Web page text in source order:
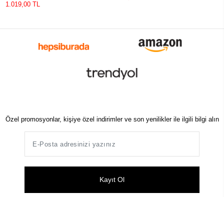
1.019,00 TL
Özel promosyonlar, kişiye özel indirimler ve son yenilikler ile ilgili bilgi alın
Kayıt Ol